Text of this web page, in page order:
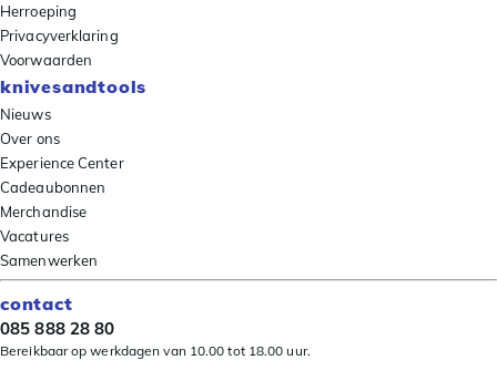
Herroeping
Privacyverklaring
Voorwaarden
knivesandtools
Nieuws
Over ons
Experience Center
Cadeaubonnen
Merchandise
Vacatures
Samenwerken
contact
085 888 28 80
Bereikbaar op werkdagen van 10.00 tot 18.00 uur.